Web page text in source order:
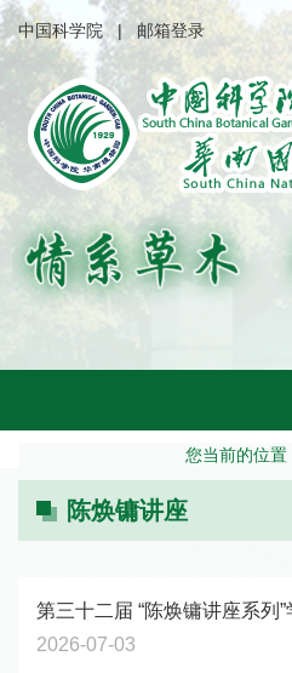
中国科学院 邮箱登录
您当前的位置
陈焕镛讲座
第三十二届 “陈焕镛讲座系列”
2026-07-03